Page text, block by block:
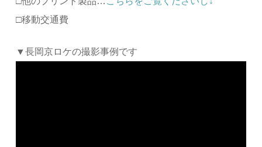
□移動交通費
▼長岡京ロケの撮影事例です